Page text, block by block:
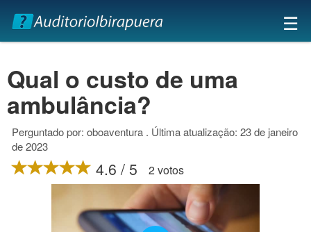
×
☰
Qual o custo de uma
ambulância?
Perguntado por: oboaventura . Última atualização: 23 de janeiro
de 2023
4.6 / 5 2 votos